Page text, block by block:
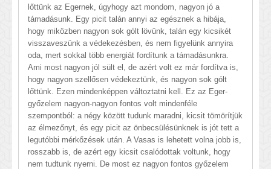
lőttünk az Egernek, úgyhogy azt mondom, nagyon jó a
támadásunk. Egy picit talán annyi az egésznek a hibája,
hogy miközben nagyon sok gólt lövünk, talán egy kicsikét
visszaveszünk a védekezésben, és nem figyelünk annyira
oda, mert sokkal több energiát fordítunk a támadásunkra.
Ami most nagyon jól sült el, de azért volt ez már fordítva is,
hogy nagyon szellősen védekeztünk, és nagyon sok gólt
lőttünk. Ezen mindenképpen változtatni kell. Ez az Eger-
győzelem nagyon-nagyon fontos volt mindenféle
szempontból: a négy között tudunk maradni, kicsit tömörítjük
az élmezőnyt, és egy picit az önbecsülésünknek is jót tett a
legutóbbi mérkőzések után. A Vasas is lehetett volna jobb is,
rosszabb is, de azért egy kicsit csalódottak voltunk, hogy
nem tudtunk nyerni. De most ez nagyon fontos győzelem